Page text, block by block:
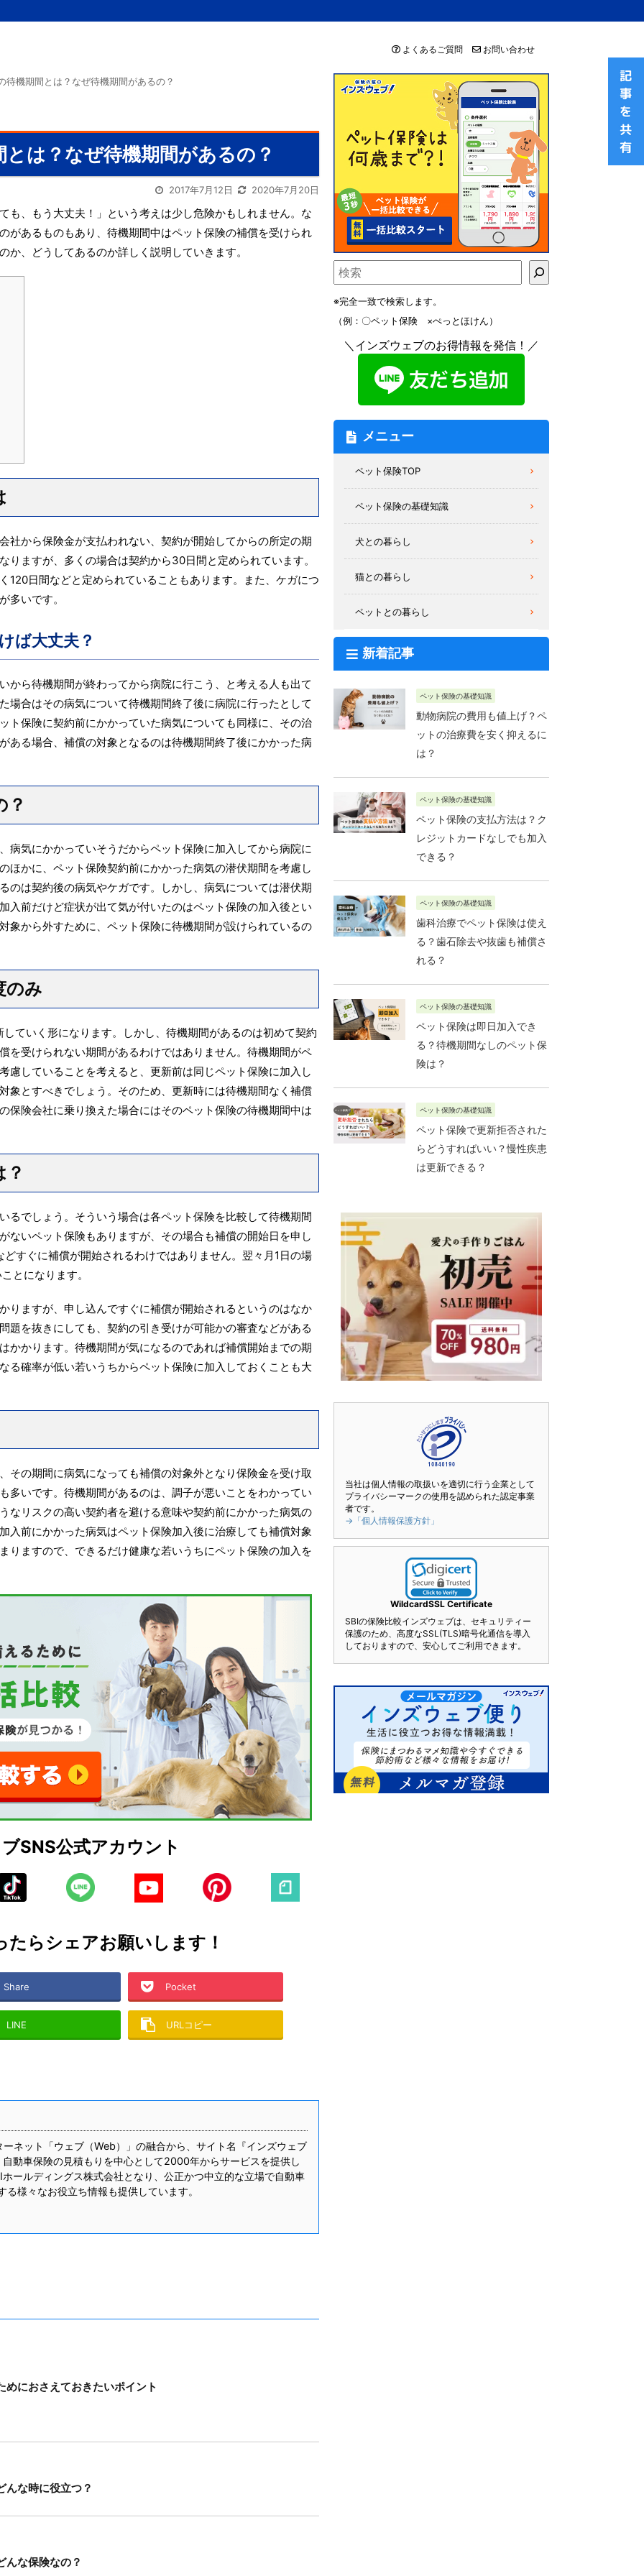
よくあるご質問 お問い合わせ
待機期間とは？なぜ待機期間があるの？
は？なぜ待機期間があるの？
2017年7月12日 2020年7月20日
も、もう大丈夫！」という考えは少し危険かもしれません。な
があるものもあり、待機期間中はペット保険の補償を受けられ
、どうしてあるのか詳しく説明していきます。
社から保険金が支払われない、契約が開始してからの所定の期
ますが、多くの場合は契約から30日間と定められています。
120日間などと定められていることもあります。また、ケガにつ
多いです。
ば大丈夫？
から待機期間が終わってから病院に行こう、と考える人も出て
場合はその病気について待機期間終了後に病院に行ったとして
ト保険に契約前にかかっていた病気についても同様に、その治
ある場合、補償の対象となるのは待機期間終了後にかかった病
？
病気にかかっていそうだからペット保険に加入してから病院に
ほかに、ペット保険契約前にかかった病気の潜伏期間を考慮し
のは契約後の病気やケガです。しかし、病気については潜伏期
入前だけど症状が出て気が付いたのはペット保険の加入後とい
象から外すために、ペット保険に待機期間が設けられているの
のみ
ていく形になります。しかし、待機期間があるのは初めて契約
を受けられない期間があるわけではありません。待機期間がペ
慮していることを考えると、更新前は同じペット保険に加入し
象とすべきでしょう。そのため、更新時には待機期間なく補償
保険会社に乗り換えた場合にはそのペット保険の待機期間中は
るでしょう。そういう場合は各ペット保険を比較して待機期間
ないペット保険もありますが、その場合も補償の開始日を申し
すぐに補償が開始されるわけではありません。翌々月1日の場
とになります。
りますが、申し込んですぐに補償が開始されるというのはなか
題を抜きにしても、契約の引き受けが可能かの審査などがある
かかります。待機期間が気になるのであれば補償開始までの期
る確率が低い若いうちからペット保険に加入しておくことも大
その期間に病気になっても補償の対象外となり保険金を受け取
多いです。待機期間があるのは、調子が悪いことをわかってい
なリスクの高い契約者を避ける意味や契約前にかかった病気の
入前にかかった病気はペット保険加入後に治療しても補償対象
りますので、できるだけ健康な若いうちにペット保険の加入を
SNS公式アカウント
たらシェアお願いします！
Share Pocket
LINE URLコピー
ネット「ウェブ（Web）」の融合から、サイト名『インズウェブ
動車保険の見積もりを中心として2000年からサービスを提供し
ールディングス株式会社となり、公正かつ中立的な立場で自動車
様々なお役立ち情報も提供しています。
におさえておきたいポイント
んな時に役立つ？
んな保険なの？
※完全一致で検索します。
（例：〇ペット保険 ×ぺっとほけん）
＼インズウェブのお得情報を発信！／
メニュー
ペット保険TOP
ペット保険の基礎知識
犬との暮らし
猫との暮らし
ペットとの暮らし
新着記事
ペット保険の基礎知識
動物病院の費用も値上げ？ペ
ットの治療費を安く抑えるに
は？
ペット保険の基礎知識
ペット保険の支払方法は？ク
レジットカードなしでも加入
できる？
ペット保険の基礎知識
歯科治療でペット保険は使え
る？歯石除去や抜歯も補償さ
れる？
ペット保険の基礎知識
ペット保険は即日加入でき
る？待機期間なしのペット保
険は？
ペット保険の基礎知識
ペット保険で更新拒否された
らどうすればいい？慢性疾患
は更新できる？
当社は個人情報の取扱いを適切に行う企業として
プライバシーマークの使用を認められた認定事業
者です。
→「個人情報保護方針」
WildcardSSL Certificate
SBIの保険比較インズウェブは、セキュリティー
保護のため、高度なSSL(TLS)暗号化通信を導入
しておりますので、安心してご利用できます。